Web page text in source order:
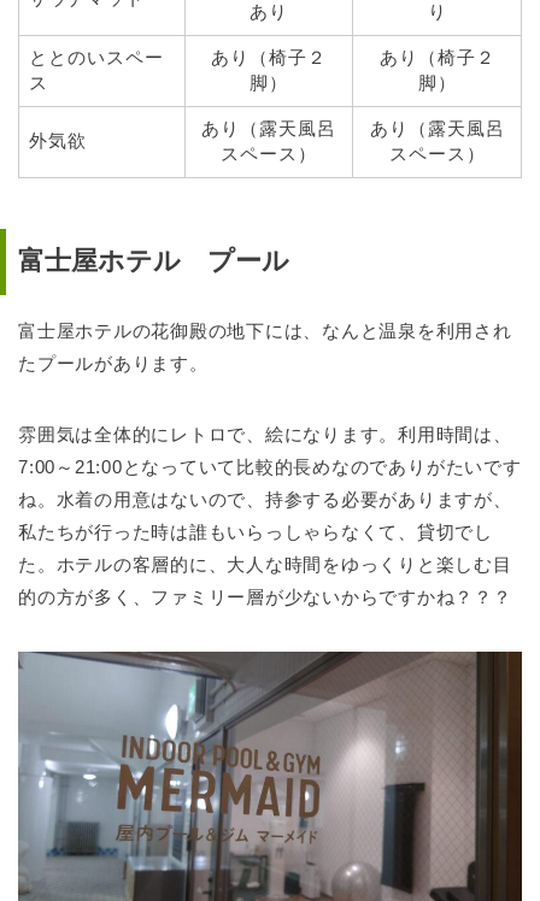
あり り
ととのいスペー
ス
あり（椅子２
脚）
あり（椅子２
脚）
外気欲
あり（露天風呂
スペース）
あり（露天風呂
スペース）
富士屋ホテル プール
富士屋ホテルの花御殿の地下には、なんと温泉を利用され
たプールがあります。
雰囲気は全体的にレトロで、絵になります。利用時間は、
7:00～21:00となっていて比較的長めなのでありがたいです
ね。水着の用意はないので、持参する必要がありますが、
私たちが行った時は誰もいらっしゃらなくて、貸切でし
た。ホテルの客層的に、大人な時間をゆっくりと楽しむ目
的の方が多く、ファミリー層が少ないからですかね？？？